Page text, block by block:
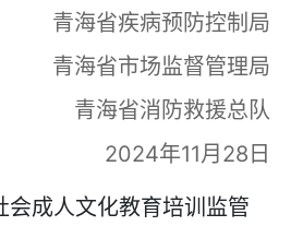
青海省疾病预防控制局
青海省市场监督管理局
青海省消防救援总队
2024年11月28日
会成人文化教育培训监管